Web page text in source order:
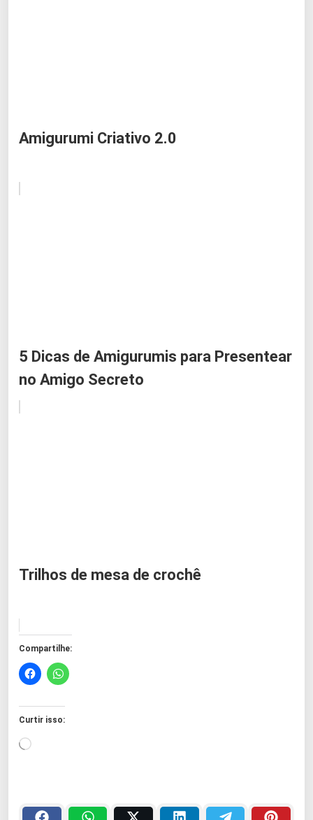
Amigurumi Criativo 2.0
5 Dicas de Amigurumis para Presentear
no Amigo Secreto
Trilhos de mesa de crochê
Compartilhe:
Curtir isso:
g